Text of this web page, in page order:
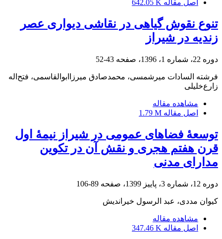
اصل مقاله 642.05 K
تنوع نقوش گیاهی در نقاشی دیواری عصر
زندیه در شیراز
دوره 22، شماره 1، 1396، صفحه 43-52
فرشته السادات میرشمسی، محمدصادق میرزاابوالقاسمی، فتح‌اله
زارع‌خلیلی
مشاهده مقاله
اصل مقاله 1.79 M
توسعۀ فضاهای عمومی در شیراز نیمۀ اول
قرن هفتم هجری و نقش آن در تکوین
مدارای مدنی
دوره 12، شماره 3، پاییز 1399، صفحه 89-106
کیوان مددی، عبد الرسول خیراندیش
مشاهده مقاله
اصل مقاله 347.46 K